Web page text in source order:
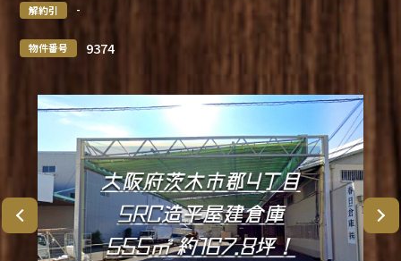
解約引 -
物件番号 9374